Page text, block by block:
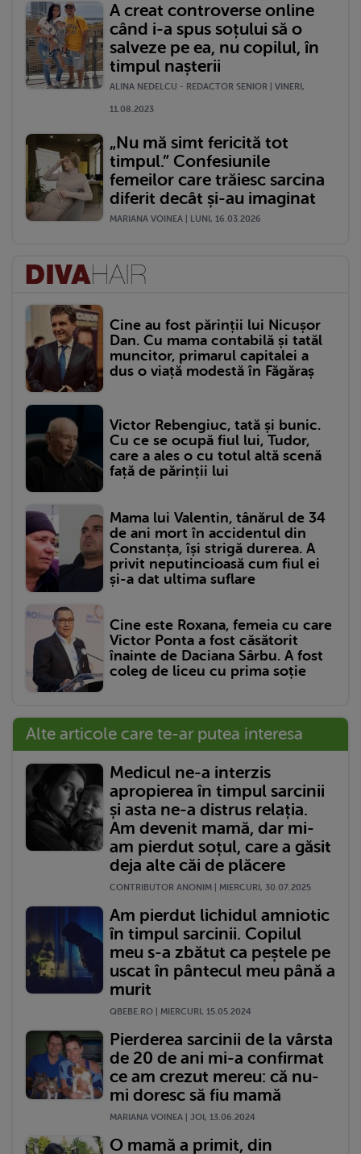
A creat controverse online
când i-a spus soțului să o
salveze pe ea, nu copilul, în
timpul nașterii
ALINA NEDELCU - REDACTOR SENIOR | VINERI,
11.08.2023
„Nu mă simt fericită tot
timpul.” Confesiunile
femeilor care trăiesc sarcina
diferit decât și-au imaginat
MARIANA VOINEA | LUNI, 16.03.2026
Cine au fost părinții lui Nicușor
Dan. Cu mama contabilă și tatăl
muncitor, primarul capitalei a
dus o viață modestă în Făgăraș
Victor Rebengiuc, tată și bunic.
Cu ce se ocupă fiul lui, Tudor,
care a ales o cu totul altă scenă
față de părinții lui
Mama lui Valentin, tânărul de 34
de ani mort în accidentul din
Constanța, își strigă durerea. A
privit neputincioasă cum fiul ei
și-a dat ultima suflare
Cine este Roxana, femeia cu care
Victor Ponta a fost căsătorit
înainte de Daciana Sârbu. A fost
coleg de liceu cu prima soție
Alte articole care te-ar putea interesa
Medicul ne-a interzis
apropierea în timpul sarcinii
și asta ne-a distrus relația.
Am devenit mamă, dar mi-
am pierdut soțul, care a găsit
deja alte căi de plăcere
CONTRIBUTOR ANONIM | MIERCURI, 30.07.2025
Am pierdut lichidul amniotic
în timpul sarcinii. Copilul
meu s-a zbătut ca peștele pe
uscat în pântecul meu până a
murit
QBEBE.RO | MIERCURI, 15.05.2024
Pierderea sarcinii de la vârsta
de 20 de ani mi-a confirmat
ce am crezut mereu: că nu-
mi doresc să fiu mamă
MARIANA VOINEA | JOI, 13.06.2024
O mamă a primit, din